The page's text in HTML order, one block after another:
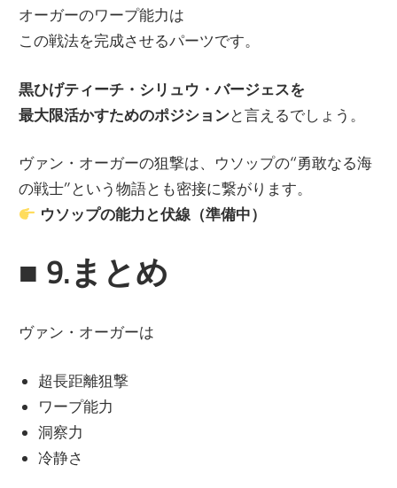
オーガーのワープ能力は
この戦法を完成させるパーツです。
黒ひげティーチ・シリュウ・バージェスを
最大限活かすためのポジションと言えるでしょう。
ヴァン・オーガーの狙撃は、ウソップの“勇敢なる海
の戦士”という物語とも密接に繋がります。
ウソップの能力と伏線（準備中）
■ 9.まとめ
ヴァン・オーガーは
超長距離狙撃
ワープ能力
洞察力
冷静さ